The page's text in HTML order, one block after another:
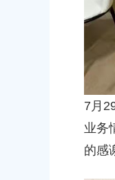
7月
业务
的感